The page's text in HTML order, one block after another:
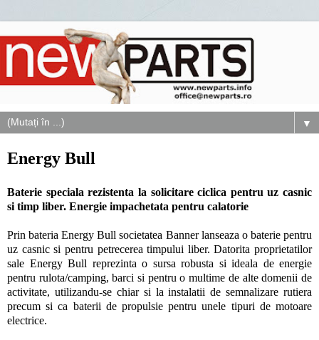
▼
Energy Bull
Baterie speciala rezistenta la solicitare ciclica pentru uz casnic
si timp liber. Energie impachetata pentru calatorie
Prin bateria Energy Bull societatea Banner lanseaza o baterie pentru
uz casnic si pentru petrecerea timpului liber. Datorita proprietatilor
sale Energy Bull reprezinta o sursa robusta si ideala de energie
pentru rulota/camping, barci si pentru o multime de alte domenii de
activitate, utilizandu-se chiar si la instalatii de semnalizare rutiera
precum si ca baterii de propulsie pentru unele tipuri de motoare
electrice.